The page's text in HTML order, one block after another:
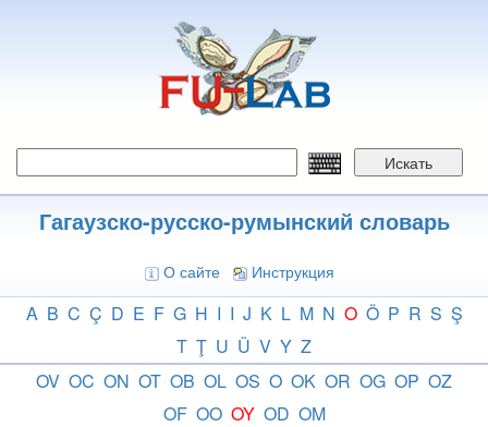
Искать
Гагаузско-русско-румынский словарь
О сайте Инструкция
A B C Ç D E F G H I I J K L M N O Ö P R S Ş
T Ţ U Ü V Y Z
OV OC ON OT OB OL OS O OK OR OG OP OZ
OF OO OY OD OM